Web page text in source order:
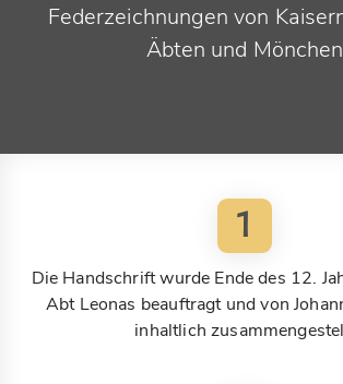
Federzeichnungen von
Äbten und Mönchen
1
Die Handschrift wurde Ende des 12.
Abt Leonas beauftragt und von
inhaltlich